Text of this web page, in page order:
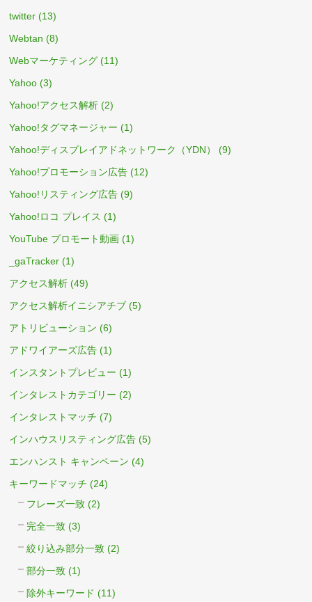
twitter (13)
Webtan (8)
Webマーケティング (11)
Yahoo (3)
Yahoo!アクセス解析 (2)
Yahoo!タグマネージャー (1)
Yahoo!ディスプレイアドネットワーク（YDN）
(9)
Yahoo!プロモーション広告 (12)
Yahoo!リスティング広告 (9)
Yahoo!ロコ プレイス (1)
YouTube プロモート動画 (1)
_gaTracker (1)
アクセス解析 (49)
アクセス解析イニシアチブ (5)
アトリビューション (6)
アドワイアーズ広告 (1)
インスタントプレビュー (1)
インタレストカテゴリー (2)
インタレストマッチ (7)
インハウスリスティング広告 (5)
エンハンスト キャンペーン (4)
キーワードマッチ (24)
フレーズ一致 (2)
完全一致 (3)
絞り込み部分一致 (2)
部分一致 (1)
除外キーワード (11)